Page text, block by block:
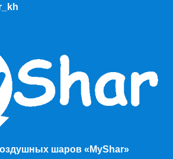
шаров «MyShar»